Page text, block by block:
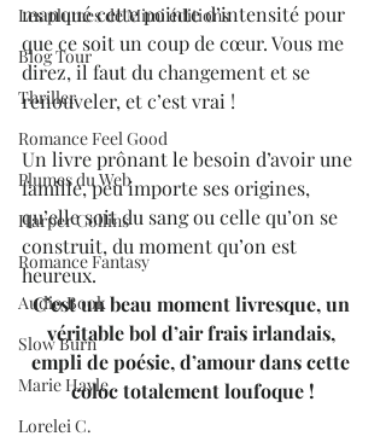
Les plumes de Mimi éditions
Blog Tour
Thriller
Romance Feel Good
Plumes du Web
Harper Collins
Romance Fantasy
Audio Book
Slow Burn
Marie Hayle
Lorelei C.
manqué cette pointe d’intensité pour
que ce soit un coup de cœur. Vous me
direz, il faut du changement et se
renouveler, et c’est vrai !
Un livre prônant le besoin d’avoir une
famille, peu importe ses origines,
qu’elle soit du sang ou celle qu’on se
construit, du moment qu’on est
heureux.
C’est un beau moment livresque, un
véritable bol d’air frais irlandais,
empli de poésie, d’amour dans cette
coloc totalement loufoque !